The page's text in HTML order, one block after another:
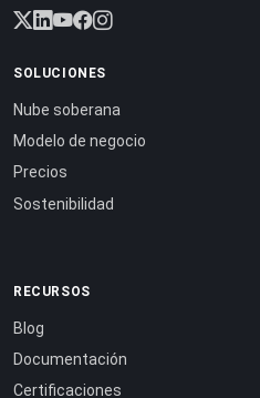
SOLUCIONES
Nube soberana
Modelo de negocio
Precios
Sostenibilidad
RECURSOS
Blog
Documentación
Certificaciones